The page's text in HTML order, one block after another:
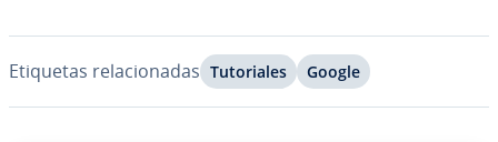
Etiquetas re­la­cio­na­das Tu­to­ria­les Google